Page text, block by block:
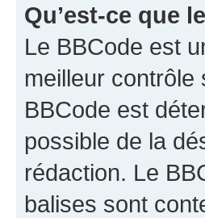
Qu’est-ce que
Le BBCode est
meilleur contrôle
BBCode est
possible de la
rédaction. Le
balises sont